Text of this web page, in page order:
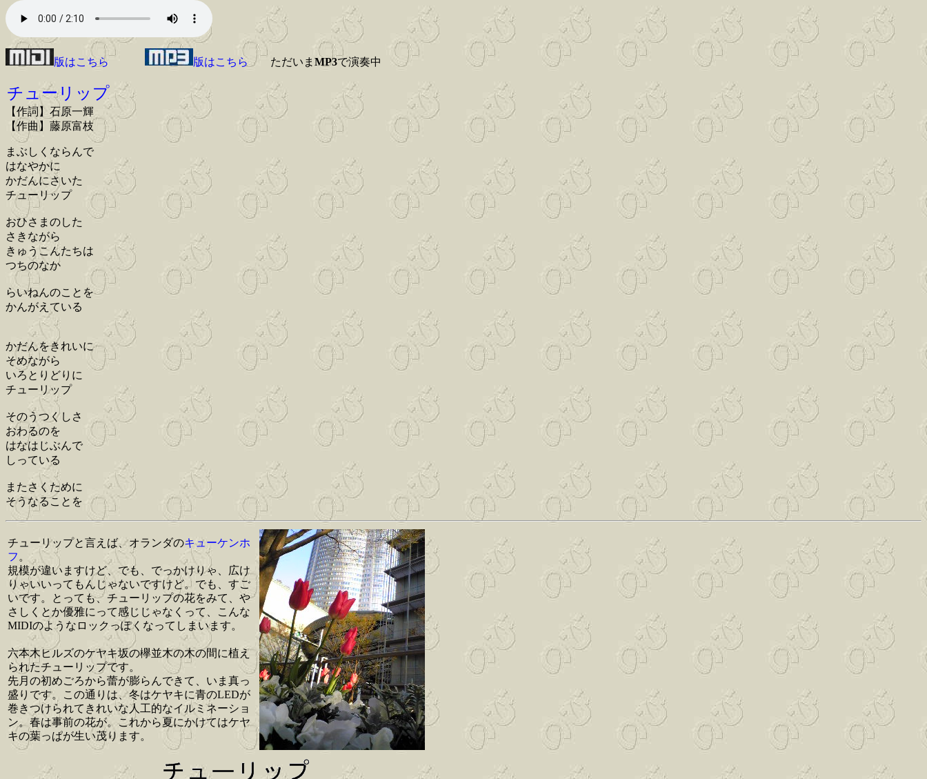
版はこちら 版はこちらただいま MP3で演奏中
チューリップ
【作詞】石原一輝
【作曲】藤原富枝
まぶしくならんで
はなやかに
かだんにさいた
チューリップ
おひさまのした
さきながら
きゅうこんたちは
つちのなか
らいねんのことを
かんがえている
かだんをきれいに
そめながら
いろとりどりに
チューリップ
そのうつくしさ
おわるのを
はなはじぶんで
しっている
またさくために
そうなることを
チューリップと言えば、オランダのキューケンホ
フ 。
規模が違いますけど、でも、でっかけりゃ、広け
りゃいいってもんじゃないですけど。でも、すご
いです。とっても、チューリップの花をみて、や
さしくとか優雅にって感じじゃなくって、こんな
MIDIのようなロックっぽくなってしまいます。
六本木ヒルズのケヤキ坂の欅並木の木の間に植え
られたチューリップです。
先月の初めごろから蕾が膨らんできて、いま真っ
盛りです。この通りは、冬はケヤキに青のLEDが
巻きつけられてきれいな人工的なイルミネーショ
ン。春は事前の花が。これから夏にかけてはケヤ
キの葉っぱが生い茂ります。